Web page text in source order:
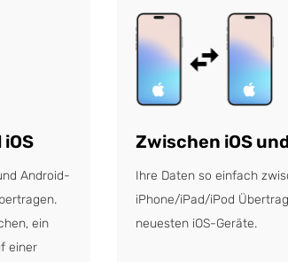
Android-
ein
einer
Zwischen iOS
Ihre Daten so einfach
iPhone/iPad/iPod
neuesten iOS-Geräte.